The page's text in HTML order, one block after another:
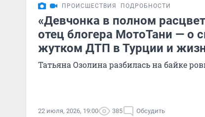
ПРОИСШЕСТВИЯ ПОДРОБНОСТИ
«Девчонка в полном
отец блогера МотоТани — о
жутком ДТП в Турции и
Татьяна Озолина разбилась на байке
22 июля, 2026, 19:00 385 Обсудить